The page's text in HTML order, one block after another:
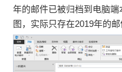
年的邮件已被归档到电脑
图，实际只存在2019年的邮